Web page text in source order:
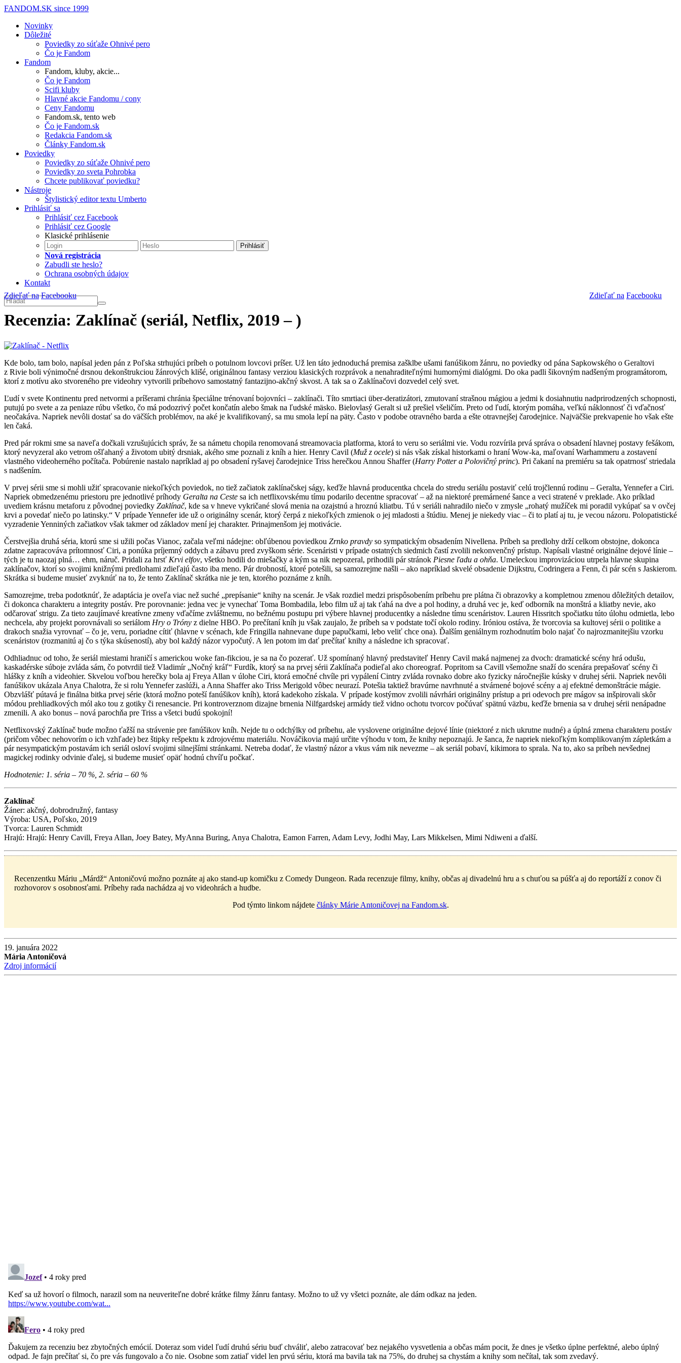
FANDOM.SK since 1999
Novinky
Dôležité
Poviedky zo súťaže Ohnivé pero
Čo je Fandom
Fandom
Fandom, kluby, akcie...
Čo je Fandom
Scifi kluby
Hlavné akcie Fandomu / cony
Ceny Fandomu
Fandom.sk, tento web
Čo je Fandom.sk
Redakcia Fandom.sk
Články Fandom.sk
Poviedky
Poviedky zo súťaže Ohnivé pero
Poviedky zo sveta Pohrobka
Chcete publikovať poviedku?
Nástroje
Štylistický editor textu Umberto
Prihlásiť sa
Prihlásiť cez Facebook
Prihlásiť cez Google
Klasické prihlásenie
Prihlásiť
Nová registrácia
Zabudli ste heslo?
Ochrana osobných údajov
Kontakt
Zdieľať na Facebooku
Zdieľať na Facebooku
Recenzia: Zaklínač (seriál, Netflix, 2019 – )
Kde bolo, tam bolo, napísal jeden pán z Poľska strhujúci príbeh o potulnom lovcovi príšer. Už len táto jednoduchá premisa zašklbe ušami fanúšikom žánru, no poviedky od pána Sapkowského o Geraltovi
z Rivie boli výnimočné drsnou dekonštrukciou žánrových klišé, originálnou fantasy verziou klasických rozprávok a nenahraditeľnými humornými dialógmi. Do oka padli šikovným nadšeným programátorom,
ktorí z motívu ako stvoreného pre videohry vytvorili príbehovo samostatný fantazijno-akčný skvost. A tak sa o Zaklínačovi dozvedel celý svet.
Ľudí v svete Kontinentu pred netvormi a príšerami chránia špeciálne trénovaní bojovníci – zaklínači. Títo smrtiaci über-deratizátori, zmutovaní strašnou mágiou a jedmi k dosiahnutiu nadprirodzených schopnosti,
putujú po svete a za peniaze rúbu všetko, čo má podozrivý počet končatín alebo šmak na ľudské mäsko. Bielovlasý Geralt si už prešiel všeličím. Preto od ľudí, ktorým pomáha, veľkú náklonnosť či vďačnosť
neočakáva. Napriek nevôli dostať sa do väčších problémov, na aké je kvalifikovaný, sa mu smola lepí na päty. Často v podobe otravného barda a ešte otravnejšej čarodejnice. Najväčšie prekvapenie ho však ešte
len čaká.
Pred pár rokmi sme sa naveľa dočkali vzrušujúcich správ, že sa námetu chopila renomovaná streamovacia platforma, ktorá to veru so seriálmi vie. Vodu rozvírila prvá správa o obsadení hlavnej postavy fešákom,
ktorý nevyzeral ako vetrom ošľahaný a životom ubitý drsniak, akého sme poznali z kníh a hier. Henry Cavil (Muž z ocele) si nás však získal historkami o hraní Wow-ka, maľovaní Warhammeru a zostavení
vlastného videoherného počítača. Pobúrenie nastalo napríklad aj po obsadení ryšavej čarodejnice Triss herečkou Annou Shaffer (Harry Potter a Polovičný princ). Pri čakaní na premiéru sa tak opatrnosť striedala
s nadšením.
V prvej sérii sme si mohli užiť spracovanie niekoľkých poviedok, no tiež začiatok zaklínačskej ságy, keďže hlavná producentka chcela do stredu seriálu postaviť celú trojčlennú rodinu – Geralta, Yennefer a Ciri.
Napriek obmedzenému priestoru pre jednotlivé príhody Geralta na Ceste sa ich netflixovskému tímu podarilo decentne spracovať – až na niektoré premárnené šance a veci stratené v preklade. Ako príklad
uvediem krásnu metaforu z pôvodnej poviedky Zaklínač, kde sa v hneve vykričané slová menia na ozajstnú a hroznú kliatbu. Tú v seriáli nahradilo niečo v zmysle „rohatý mužíček mi poradil vykúpať sa v ovčej
krvi a povedať niečo po latinsky.“ V prípade Yennefer ide už o originálny scenár, ktorý čerpá z niekoľkých zmienok o jej mladosti a štúdiu. Menej je niekedy viac – či to platí aj tu, je vecou názoru. Polopatistické
vyzradenie Yenniných začiatkov však takmer od základov mení jej charakter. Prinajmenšom jej motivácie.
Čerstvejšia druhá séria, ktorú sme si užili počas Vianoc, začala veľmi nádejne: obľúbenou poviedkou Zrnko pravdy so sympatickým obsadením Nivellena. Príbeh sa predlohy drží celkom obstojne, dokonca
zdatne zapracováva prítomnosť Ciri, a ponúka príjemný oddych a zábavu pred zvyškom série. Scenáristi v prípade ostatných siedmich častí zvolili nekonvenčný prístup. Napísali vlastné originálne dejové línie –
tých je tu naozaj plná… ehm, náruč. Pridali za hrsť Krvi elfov, všetko hodili do miešačky a kým sa nik nepozeral, prihodili pár stránok Piesne ľadu a ohňa. Umeleckou improvizáciou utrpela hlavne skupina
zaklínačov, ktorí so svojimi knižnými predlohami zdieľajú často iba meno. Pár drobností, ktoré potešili, sa samozrejme našli – ako napríklad skvelé obsadenie Dijkstru, Codringera a Fenn, či pár scén s Jaskierom.
Skrátka si budeme musieť zvyknúť na to, že tento Zaklínač skrátka nie je ten, ktorého poznáme z kníh.
Samozrejme, treba podotknúť, že adaptácia je oveľa viac než suché „prepísanie“ knihy na scenár. Je však rozdiel medzi prispôsobením príbehu pre plátna či obrazovky a kompletnou zmenou dôležitých detailov,
či dokonca charakteru a integrity postáv. Pre porovnanie: jedna vec je vynechať Toma Bombadila, lebo film už aj tak ťahá na dve a pol hodiny, a druhá vec je, keď odborník na monštrá a kliatby nevie, ako
odčarovať strigu. Za tieto zaujímavé kreatívne zmeny vďačíme zvláštnemu, no bežnému postupu pri výbere hlavnej producentky a následne tímu scenáristov. Lauren Hissritch spočiatku túto úlohu odmietla, lebo
nechcela, aby projekt porovnávali so seriálom Hry o Tróny z dielne HBO. Po prečítaní kníh ju však zaujalo, že príbeh sa v podstate točí okolo rodiny. Iróniou ostáva, že tvorcovia sa kultovej sérii o politike a
drakoch snažia vyrovnať – čo je, veru, poriadne cítiť (hlavne v scénach, kde Fringilla nahnevane dupe papučkami, lebo veliť chce ona). Ďalším geniálnym rozhodnutím bolo najať čo najrozmanitejšiu vzorku
scenáristov (rozmanitú aj čo s týka skúseností), aby bol každý názor vypočutý. A len potom im dať prečítať knihy a následne ich spracovať.
Odhliadnuc od toho, že seriál miestami hraničí s americkou woke fan-fikciou, je sa na čo pozerať. Už spomínaný hlavný predstaviteľ Henry Cavil maká najmenej za dvoch: dramatické scény hrá odušu,
kaskadérske súboje zvláda sám, čo potvrdil tiež Vladimír „Nočný kráľ“ Furdík, ktorý sa na prvej sérii Zaklínača podieľal ako choreograf. Popritom sa Cavill všemožne snaží do scenára prepašovať scény či
hlášky z kníh a videohier. Skvelou voľbou herečky bola aj Freya Allan v úlohe Ciri, ktorá emočné chvíle pri vypálení Cintry zvláda rovnako dobre ako fyzicky náročnejšie kúsky v druhej sérii. Napriek nevôli
fanúšikov ukázala Anya Chalotra, že si rolu Yennefer zaslúži, a Anna Shaffer ako Triss Merigold vôbec neurazí. Potešia taktiež bravúrne navrhnuté a stvárnené bojové scény a aj efektné demonštrácie mágie.
Obzvlášť pútavá je finálna bitka prvej série (ktorá možno poteší fanúšikov kníh), ktorá kadekoho získala. V prípade kostýmov zvolili návrhári originálny prístup a pri odevoch pre mágov sa inšpirovali skôr
módou prehliadkových mól ako tou z gotiky či renesancie. Pri kontroverznom dizajne brnenia Nilfgardskej armády tiež vidno ochotu tvorcov počúvať spätnú väzbu, keďže brnenia sa v druhej sérii nenápadne
zmenili. A ako bonus – nová parochňa pre Triss a všetci budú spokojní!
Netflixovský Zaklínač bude možno ťažší na strávenie pre fanúšikov kníh. Nejde tu o odchýlky od príbehu, ale vyslovene originálne dejové línie (niektoré z nich ukrutne nudné) a úplná zmena charakteru postáv
(pričom vôbec nehovorím o ich vzhľade) bez štipky rešpektu k zdrojovému materiálu. Nováčikovia majú určite výhodu v tom, že knihy nepoznajú. Je šanca, že napriek niekoľkým komplikovaným zápletkám a
pár nesympatickým postavám ich seriál osloví svojimi silnejšími stránkami. Netreba dodať, že vlastný názor a vkus vám nik nevezme – ak seriál pobaví, kikimora to sprala. Na to, ako sa príbeh nevšednej
magickej rodinky odvinie ďalej, si budeme musieť opäť hodnú chvíľu počkať.
Hodnotenie: 1. séria – 70 %, 2. séria – 60 %
Zaklínač
Žáner: akčný, dobrodružný, fantasy
Výroba: USA, Poľsko, 2019
Tvorca: Lauren Schmidt
Hrajú: Hrajú: Henry Cavill, Freya Allan, Joey Batey, MyAnna Buring, Anya Chalotra, Eamon Farren, Adam Levy, Jodhi May, Lars Mikkelsen, Mimi Ndiweni a ďalší.
Recenzentku Máriu „Márdž“ Antoničovú možno poznáte aj ako stand-up komičku z Comedy Dungeon. Rada recenzuje filmy, knihy, občas aj divadelnú hru a s chuťou sa púšťa aj do reportáží z conov či
rozhovorov s osobnosťami. Príbehy rada nachádza aj vo videohrách a hudbe.
Pod týmto linkom nájdete články Márie Antoničovej na Fandom.sk.
19. januára 2022
Mária Antoničová
Zdroj informácií